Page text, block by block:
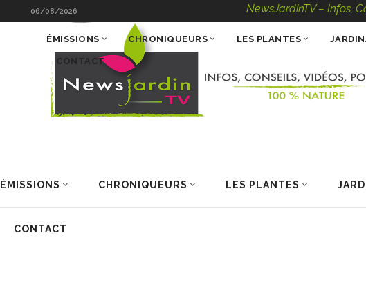
06/08/2026 NewsJardinTV – Infos, Conseils,
ÉMISSIONS CHRONIQUEURS LES PLANTES
CONTACT
ÉMISSIONS CHRONIQUEURS LES PLANTES
CONTACT